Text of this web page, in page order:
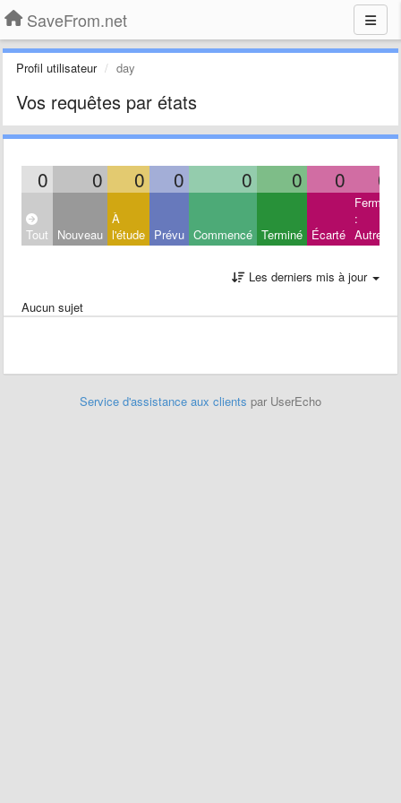
SaveFrom.net
Profil utilisateur day
Vos requêtes par états
0 0 0 0 0 0 0 0
Tout Nouveau
À
l'étude Prévu Commencé Terminé Écarté
Fermé
:
Autres
Les derniers mis à jour
Aucun sujet
Service d'assistance aux clients par UserEcho